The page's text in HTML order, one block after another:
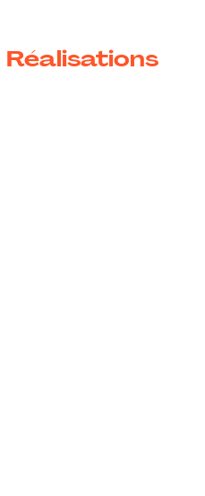
Réalisations